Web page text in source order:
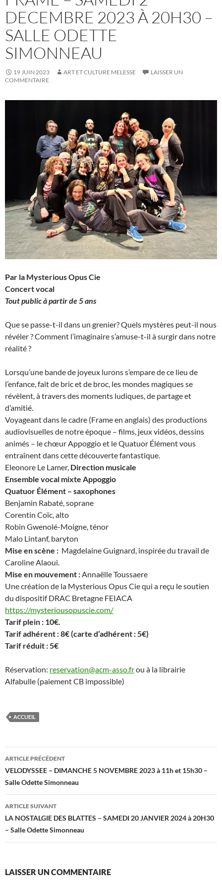
DECEMBRE 2023 À 20H30 –
SALLE ODETTE
SIMONNEAU
19 JUIN 2023 ART ET CULTURE MELESSE
LAISSER UN
COMMENTAIRE
Par la Mysterious Opus Cie
Concert vocal
Tout public à partir de 5 ans
Que se passe-t-il dans un grenier? Quels mystères peut-il nous
révéler ? Comment l’imaginaire s’amuse-t-il à surgir dans notre
réalité ?
Lorsqu’une bande de joyeux lurons s’empare de ce lieu de
l’enfance, fait de bric et de broc, les mondes magiques se
révèlent, à travers des moments ludiques, de partage et
d’amitié.
Voyageant dans le cadre (Frame en anglais) des productions
audiovisuelles de notre époque – films, jeux vidéos, dessins
animés – le chœur Appoggio et le Quatuor Élément vous
entraînent dans cette découverte fantastique.
Eleonore Le Lamer, Direction musicale
Ensemble vocal mixte Appoggio
Quatuor Élément – saxophones
Benjamin Rabaté, soprane
Corentin Coïc, alto
Robin Gwenolé-Moigne, ténor
Malo Lintanf, baryton
Mise en scène : Magdelaine Guignard, inspirée du travail de
Caroline Alaoui.
Mise en mouvement :Annaëlle Toussaere
Une création de la Mysterious Opus Cie qui a reçu le soutien
du dispositif DRAC Bretagne FEIACA
https://mysteriousopuscie.com/
Tarif plein : 10€.
Tarif adhérent : 8€ (carte d’adhérent : 5€)
Tarif réduit : 5€
Réservation: reservation@acm-asso.frou à la librairie
Alfabulle (paiement CB impossible)
ACCUEIL
Navigation
des
articles
ARTICLE PRÉCÉDENT
VELODYSSEE – DIMANCHE 5 NOVEMBRE 2023 à 11h et 15h30 –
Salle Odette Simonneau
ARTICLE SUIVANT
LA NOSTALGIE DES BLATTES – SAMEDI 20 JANVIER 2024 à 20H30
– Salle Odette Simonneau
LAISSER UN COMMENTAIRE